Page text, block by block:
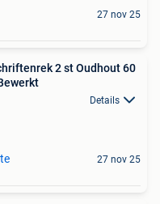
27 nov 25
2 st Oudhout 60
Details
27 nov 25